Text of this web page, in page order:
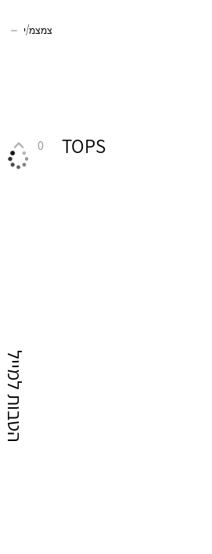
הטבות למייל
צמצמ/י
0 TOPS